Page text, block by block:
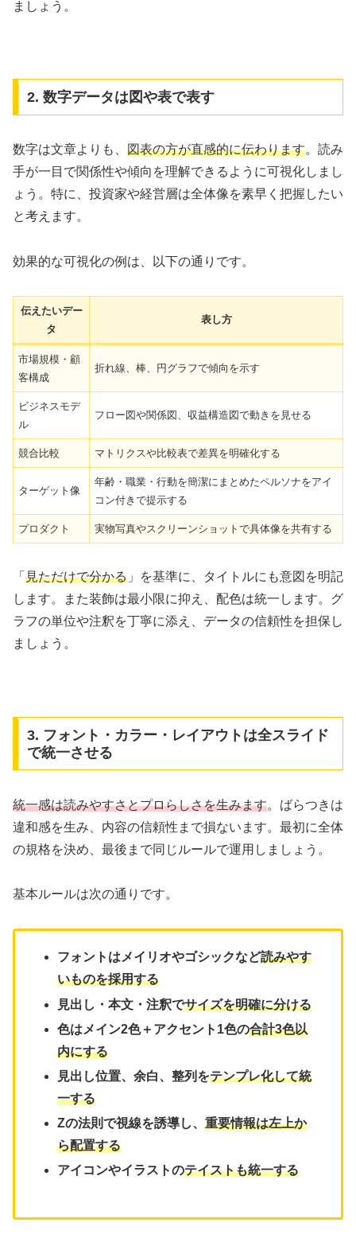
ましょう。
2. 数字データは図や表で表す
数字は文章よりも、 図表の方が直感的に伝わります。読み
手が一目で関係性や傾向を理解できるように可視化しまし
ょう。特に、投資家や経営層は全体像を素早く把握したい
と考えます。
効果的な可視化の例は、以下の通りです。
伝えたいデー
タ
表し方
市場規模・顧
客構成
折れ線、棒、円グラフで傾向を示す
ビジネスモデ
ル
フロー図や関係図、収益構造図で動きを見せる
競合比較 マトリクスや比較表で差異を明確化する
ターゲット像
年齢・職業・行動を簡潔にまとめたペルソナをアイ
コン付きで提示する
プロダクト 実物写真やスクリーンショットで具体像を共有する
「 見ただけで分かる 」を基準に、タイトルにも意図を明記
します。また装飾は最小限に抑え、配色は統一します。グ
ラフの単位や注釈を丁寧に添え、データの信頼性を担保し
ましょう。
3. フォント・カラー・レイアウトは全スライド
で統一させる
統一感は読みやすさとプロらしさを生みます。ばらつきは
違和感を生み、内容の信頼性まで損ないます。最初に全体
の規格を決め、最後まで同じルールで運用しましょう。
基本ルールは次の通りです。
フォントはメイリオやゴシックなど読みやす
いものを採用する
見出し・本文・注釈でサイズを明確に分ける
色はメイン2色＋アクセント1色の合計3色以
内にする
見出し位置、余白、整列をテンプレ化して統
一する
Zの法則で視線を誘導し、重要情報は左上か
ら配置する
アイコンやイラストのテイストも統一する